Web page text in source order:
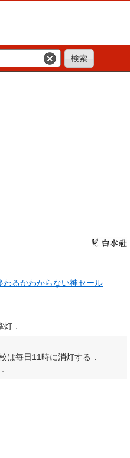
るかわからない神セール
灯 ．
は毎日11時に消灯する ．